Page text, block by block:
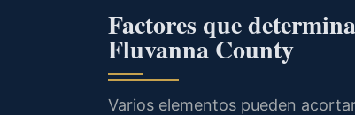
Factores que
Fluvanna County
Varios elementos pueden